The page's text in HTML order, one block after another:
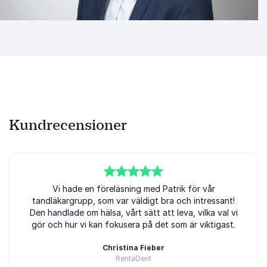
passar verksamheter som vill stärka sitt ledarskap,
Kundrecensioner
5
Vi hade en föreläsning med Patrik för vår
tandläkargrupp, som var väldigt bra och intressant!
Den handlade om hälsa, vårt sätt att leva, vilka val vi
gör och hur vi kan fokusera på det som är viktigast.
Christina Fieber
RentaDent